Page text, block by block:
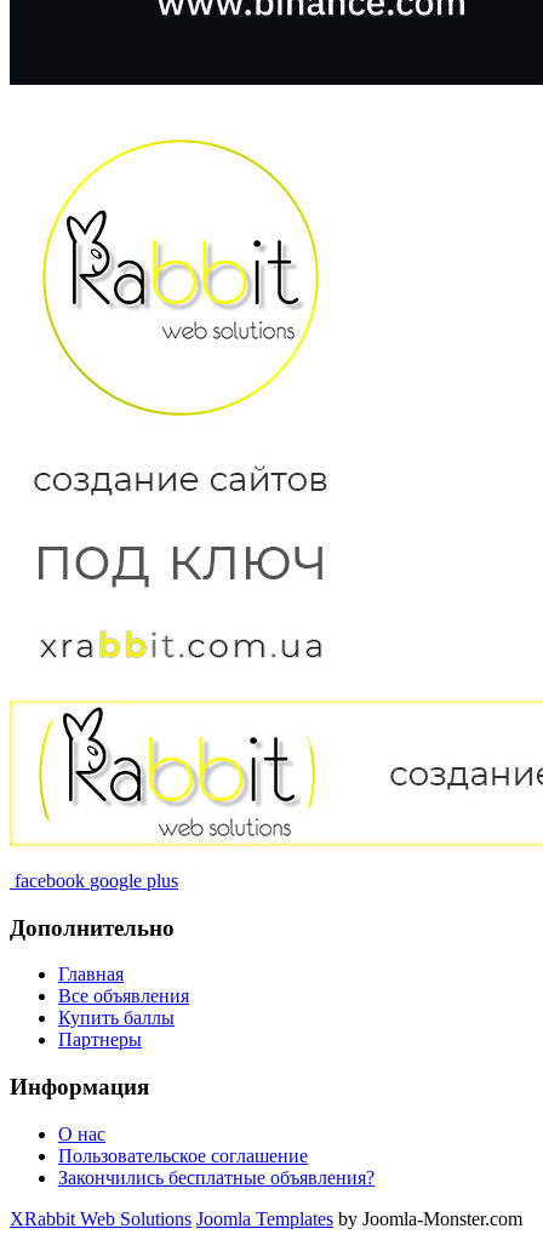
facebook google plus
Дополнительно
Главная
Все объявления
Купить баллы
Партнеры
Информация
О нас
Пользовательское соглашение
Закончились бесплатные объявления?
XRabbit Web Solutions Joomla Templates by Joomla-Monster.com